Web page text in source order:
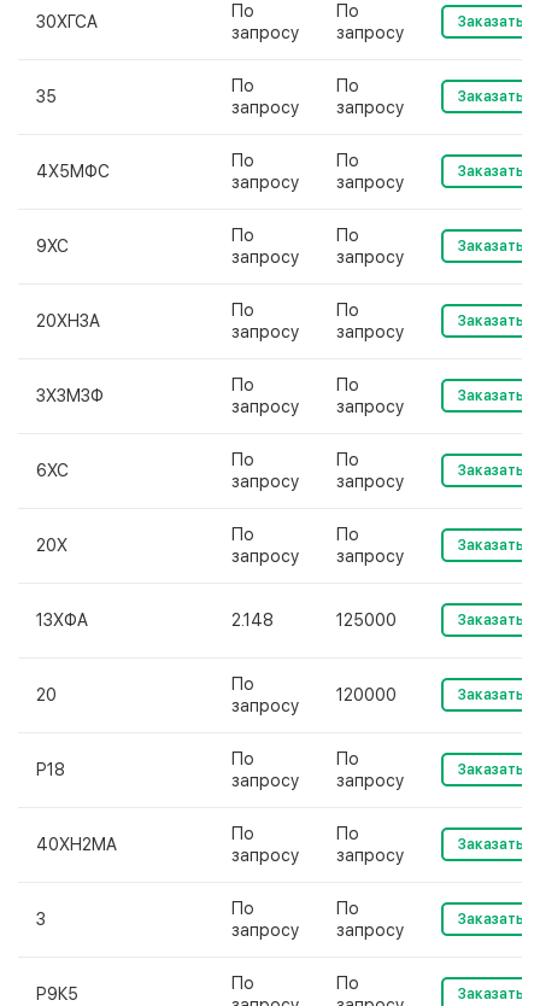
30ХГСА
По
запросу
По
запросу
Заказать
35
По
запросу
По
запросу
Заказать
4Х5МФС
По
запросу
По
запросу
Заказать
9ХС
По
запросу
По
запросу
Заказать
20ХН3А
По
запросу
По
запросу
Заказать
3Х3М3Ф
По
запросу
По
запросу
Заказать
6ХС
По
запросу
По
запросу
Заказать
20Х
По
запросу
По
запросу
Заказать
13ХФА 2.148 125000 Заказать
20
По
запросу
120000 Заказать
Р18
По
запросу
По
запросу
Заказать
40ХН2МА
По
запросу
По
запросу
Заказать
3
По
запросу
По
запросу
Заказать
Р9К5
По
По
Заказать